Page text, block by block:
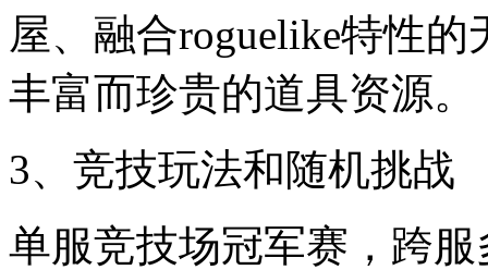
屋、融合roguelike特性
丰富而珍贵的道具资源。
3、竞技玩法和随机挑战
单服竞技场冠军赛，跨